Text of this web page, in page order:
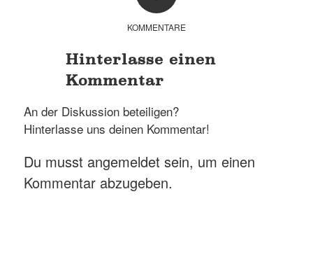
KOMMENTARE
Hinterlasse einen
Kommentar
An der Diskussion beteiligen?
Hinterlasse uns deinen Kommentar!
Du musst angemeldet sein, um einen
Kommentar abzugeben.